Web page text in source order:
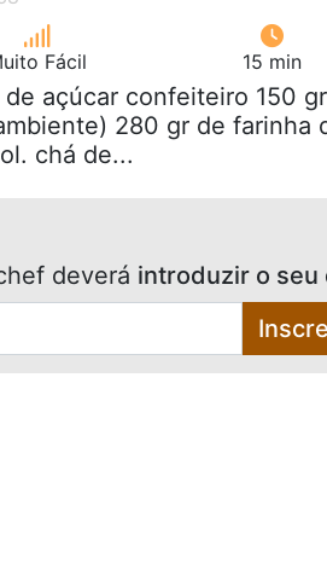
Fácil 15 min
de açúcar confeiteiro 150
280 gr de farinha
chá de...
deverá introduzir o seu